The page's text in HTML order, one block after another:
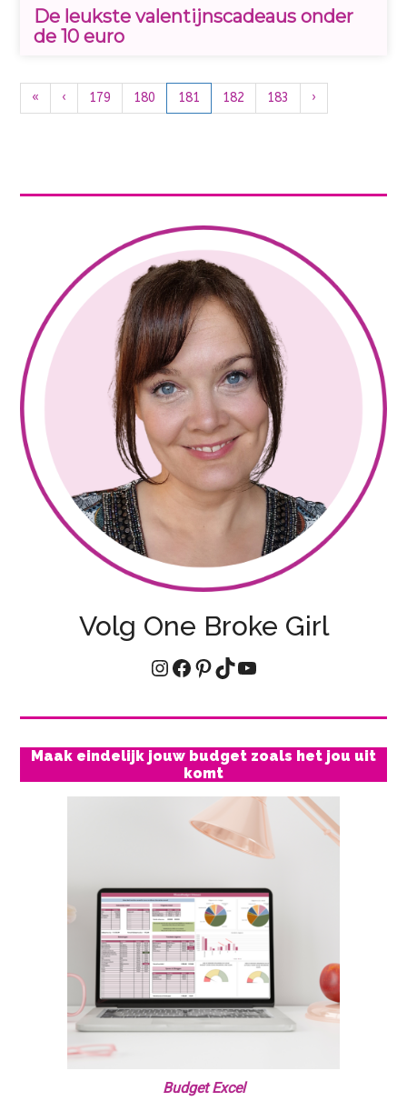
De leukste valentijnscadeaus onder
de 10 euro
« ‹ 179 180 181 182 183 ›
Volg One Broke Girl
InstagramFacebook Pinterest TikTok YouTube
Maak eindelijk jouw budget zoals het jou uit
komt
Budget Excel